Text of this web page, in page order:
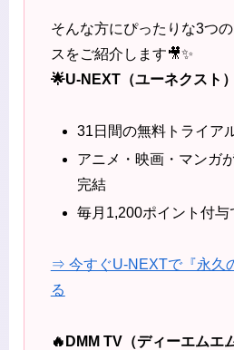
そんな方にぴったりな3つ
スをご紹介します🎥✨
🌟U-NEXT（ユーネクスト）
31日間の無料トライア
アニメ・映画・マンガ
完結
毎月1,200ポイント付
⇒ 今すぐU-NEXTで『永久
る
🔥DMM TV（ディーエムエム